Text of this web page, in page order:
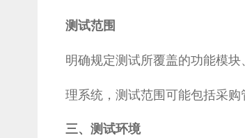
测试范围
明确规定测试所覆盖的功能模
理系统，测试范围可能包括采
三、测试环境